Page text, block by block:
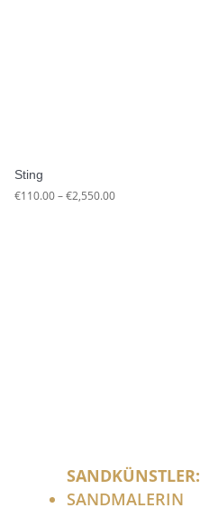
Sting
€110.00–€2,550.00Preisspanne:
SANDKÜNSTLER:
SANDMALERIN